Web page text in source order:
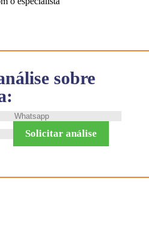
sobre
Solicitar análise